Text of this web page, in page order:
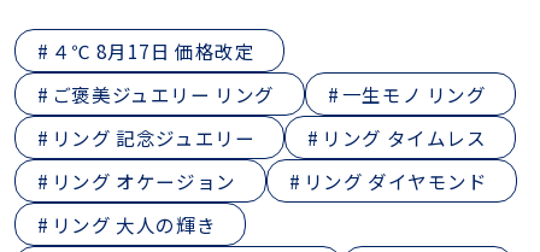
４℃ 8月17日 価格改定
ご褒美ジュエリー リング
一生モノ リング
リング 記念ジュエリー
リング タイムレス
リング オケージョン
リング ダイヤモンド
リング 大人の輝き